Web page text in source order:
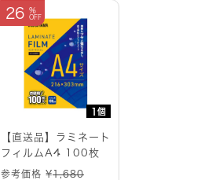
1個
26
【直送品】ラミネート
フィルムA4 100枚
参考価格 ¥1,680